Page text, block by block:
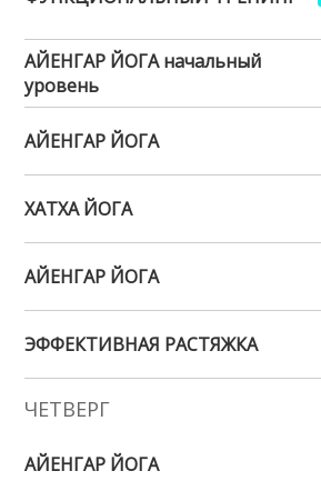
АЙЕНГАР ЙОГА начальный
уровень
АЙЕНГАР ЙОГА
ХАТХА ЙОГА
АЙЕНГАР ЙОГА
ЭФФЕКТИВНАЯ РАСТЯЖКА
ЧЕТВЕРГ
АЙЕНГАР ЙОГА